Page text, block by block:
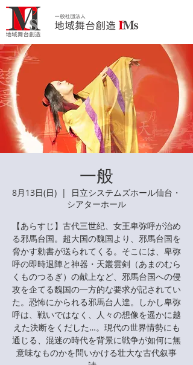
一般
8月13日(日)
  |
日立システムズホール仙台・
シアターホール
【あらすじ】古代三世紀、女王卑弥呼が治め
る邪馬台国。超大国の魏国より、邪馬台国を
脅かす勅書が送られてくる。そこには、卑弥
呼の即時退陣と神器・天叢雲剣（あまのむら
くものつるぎ）の献上など、邪馬台国への侵
攻を企てる魏国の一方的な要求が記されてい
た。恐怖にかられる邪馬台人達。しかし卑弥
呼は、戦いではなく、人々の想像を遥かに越
えた決断をくだした…。現代の世界情勢にも
通じる、混迷の時代を背景に戦争が如何に無
意味なものかを問いかける壮大な古代叙事